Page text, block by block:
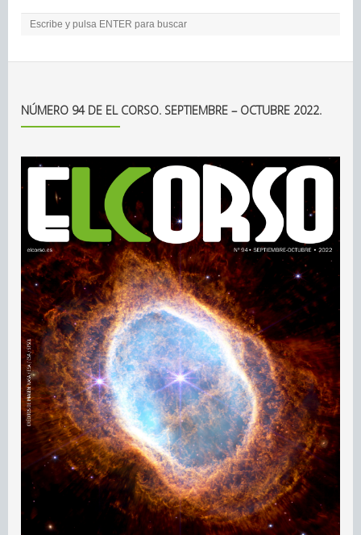
NÚMERO 94 DE EL CORSO. SEPTIEMBRE – OCTUBRE 2022.